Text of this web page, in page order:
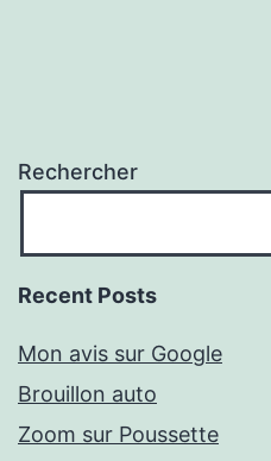
Rechercher
Recent Posts
Mon avis sur Google
Brouillon auto
Zoom sur Poussette